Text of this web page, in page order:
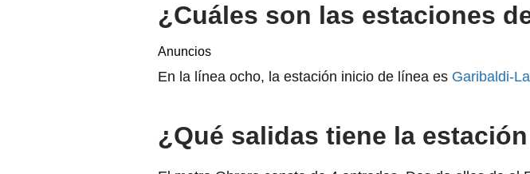
¿Cuáles son las estaciones
Anuncios
En la línea ocho, la estación inicio de línea es Garibaldi-
¿Qué salidas tiene la